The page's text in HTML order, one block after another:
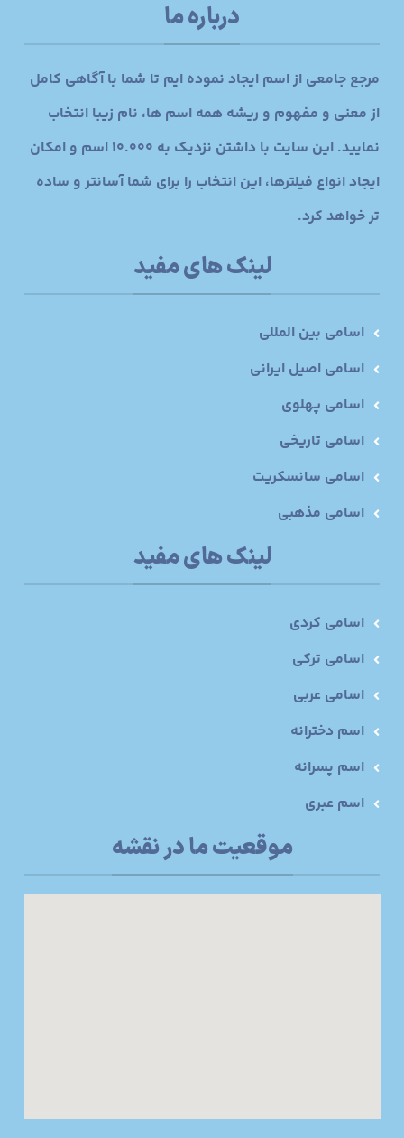
درباره ما
مرجع جامعی از اسم ایجاد نموده ایم تا شما با آگاهی کامل
از معنی و مفهوم و ریشه همه اسم ها، نام زیبا انتخاب
نمایید. این سایت با داشتن نزدیک به 10.000 اسم و امکان
ایجاد انواع فیلترها، این انتخاب را برای شما آسانتر و ساده
تر خواهد کرد.
لینک های مفید
اسامی بین المللی
اسامی اصیل ایرانی
اسامی پهلوی
اسامی تاریخی
اسامی سانسکریت
اسامی مذهبی
لینک های مفید
اسامی کردی
اسامی ترکی
اسامی عربی
اسم دخترانه
اسم پسرانه
اسم عبری
موقعیت ما در نقشه